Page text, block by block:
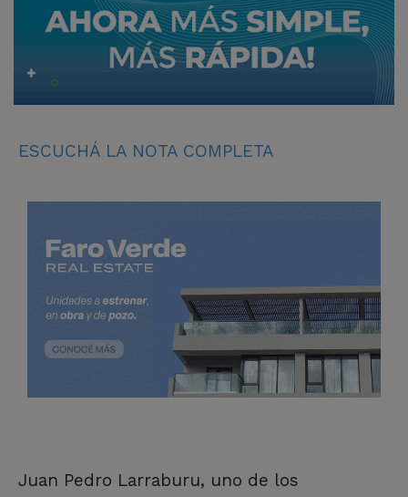
ESCUCHÁ LA NOTA COMPLETA
Juan Pedro Larraburu, uno de los